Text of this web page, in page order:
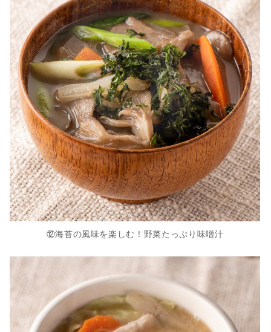
⑫海苔の風味を楽しむ！野菜たっぷり味噌汁